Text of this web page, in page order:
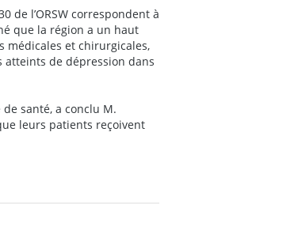
de l’ORSW correspondent à
que la région a un haut
médicales et chirurgicales,
atteints de dépression dans
santé, a conclu M.
leurs patients reçoivent